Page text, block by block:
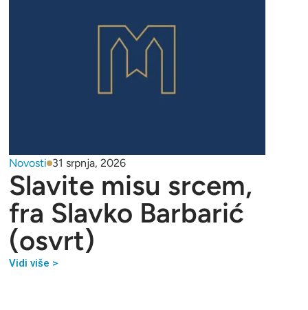
Novosti 31 srpnja, 2026
Slavite misu srcem,
fra Slavko Barbarić
(osvrt)
Vidi više >